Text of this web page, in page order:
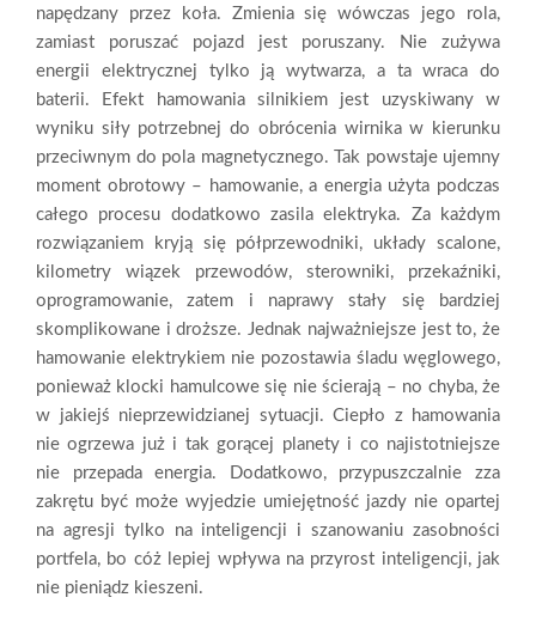
napędzany przez koła. Zmienia się wówczas jego rola,
zamiast poruszać pojazd jest poruszany. Nie zużywa
energii elektrycznej tylko ją wytwarza, a ta wraca do
baterii. Efekt hamowania silnikiem jest uzyskiwany w
wyniku siły potrzebnej do obrócenia wirnika w kierunku
przeciwnym do pola magnetycznego. Tak powstaje ujemny
moment obrotowy – hamowanie, a energia użyta podczas
całego procesu dodatkowo zasila elektryka. Za każdym
rozwiązaniem kryją się półprzewodniki, układy scalone,
kilometry wiązek przewodów, sterowniki, przekaźniki,
oprogramowanie, zatem i naprawy stały się bardziej
skomplikowane i droższe. Jednak najważniejsze jest to, że
hamowanie elektrykiem nie pozostawia śladu węglowego,
ponieważ klocki hamulcowe się nie ścierają – no chyba, że
w jakiejś nieprzewidzianej sytuacji. Ciepło z hamowania
nie ogrzewa już i tak gorącej planety i co najistotniejsze
nie przepada energia. Dodatkowo, przypuszczalnie zza
zakrętu być może wyjedzie umiejętność jazdy nie opartej
na agresji tylko na inteligencji i szanowaniu zasobności
portfela, bo cóż lepiej wpływa na przyrost inteligencji, jak
nie pieniądz kieszeni.